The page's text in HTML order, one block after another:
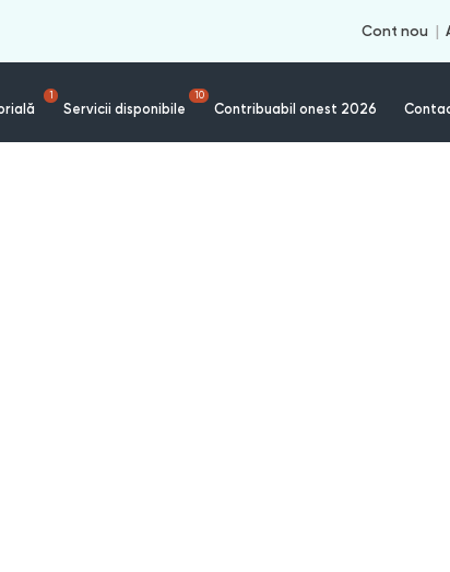
Cont nou
1
Servicii disponibile
10
Contribuabil onest 2026